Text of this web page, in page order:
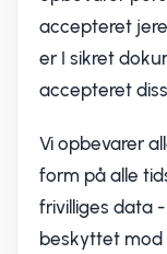
accepteret
er I sikret
accepteret
Vi opbevarer
form på alle
frivilliges data
beskyttet mod